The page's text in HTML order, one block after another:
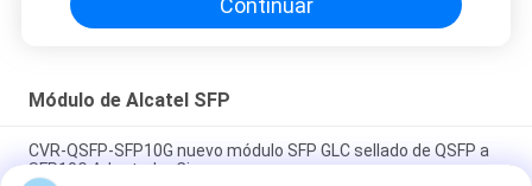
Continuar
Módulo de Alcatel SFP
CVR-QSFP-SFP10G nuevo módulo SFP GLC sellado de QSFP a
SFP10G Adaptador Cisco